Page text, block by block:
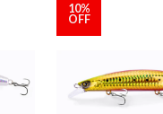
10%
OFF